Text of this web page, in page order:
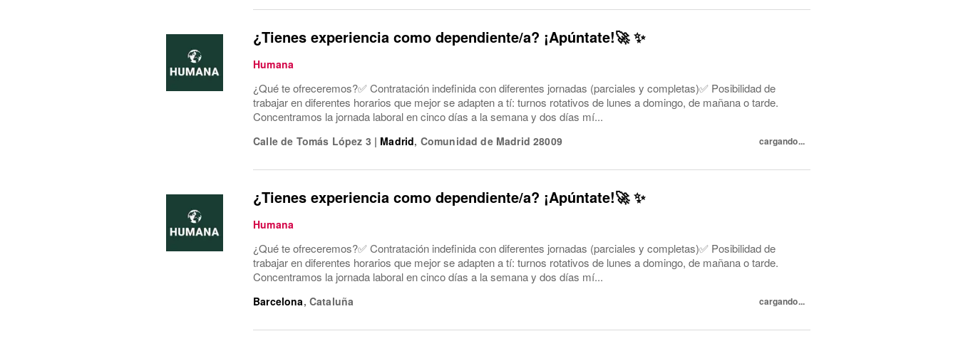
¿Tienes experiencia como dependiente/a? ¡Apúntate!🚀 ✨
Humana
¿Qué te ofreceremos?✅ Contratación indefinida con diferentes jornadas (parciales y completas)✅ Posibilidad de
trabajar en diferentes horarios que mejor se adapten a tí: turnos rotativos de lunes a domingo, de mañana o tarde.
Concentramos la jornada laboral en cinco días a la semana y dos días mí...
Calle de Tomás López 3 | Madrid, Comunidad de Madrid 28009 cargando...
¿Tienes experiencia como dependiente/a? ¡Apúntate!🚀 ✨
Humana
¿Qué te ofreceremos?✅ Contratación indefinida con diferentes jornadas (parciales y completas)✅ Posibilidad de
trabajar en diferentes horarios que mejor se adapten a tí: turnos rotativos de lunes a domingo, de mañana o tarde.
Concentramos la jornada laboral en cinco días a la semana y dos días mí...
Barcelona, Cataluña cargando...